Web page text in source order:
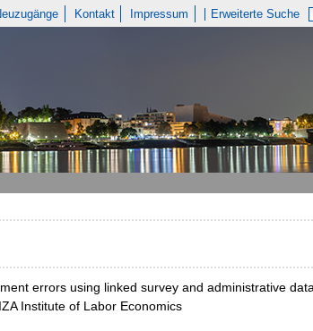
Kontakt Impressum Erweiterte Suche
errors using linked survey and administrative
Institute of Labor Economics